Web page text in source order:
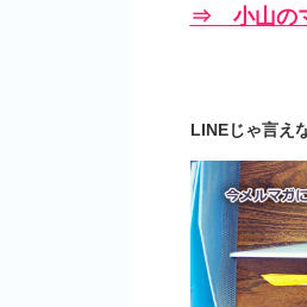
⇒ 小山の
LINEじゃ言え